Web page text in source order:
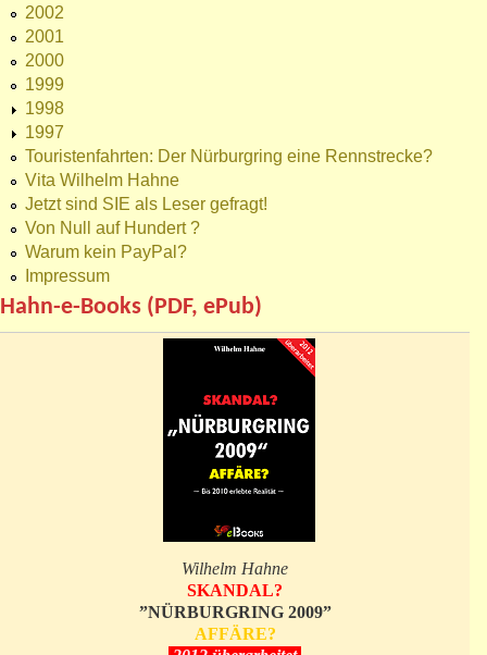
2002
2001
2000
1999
1998
1997
Touristenfahrten: Der Nürburgring eine Rennstrecke?
Vita Wilhelm Hahne
Jetzt sind SIE als Leser gefragt!
Von Null auf Hundert ?
Warum kein PayPal?
Impressum
Hahn-e-Books (PDF, ePub)
Wilhelm Hahne
SKANDAL?
”NÜRBURGRING 2009”
AFFÄRE?